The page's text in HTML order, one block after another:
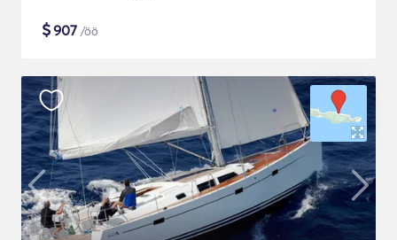
$907 /öö